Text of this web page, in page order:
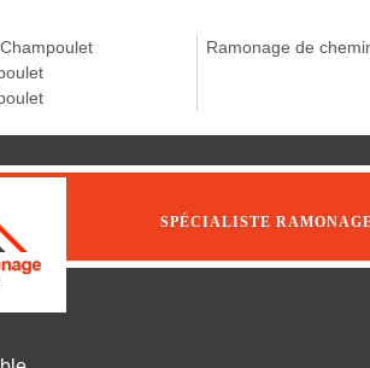
Ramonage de
SPÉCIALISTE